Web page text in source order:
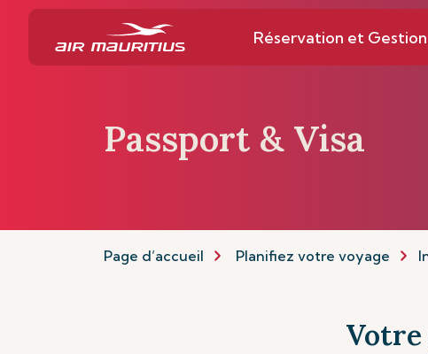
Réservation et Gestion
Passport & Visa
Page d’accueil Planifiez votre voyage
Votre